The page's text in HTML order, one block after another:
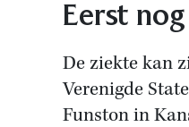
Eerst
De ziekte kan
Verenigde
Funston in